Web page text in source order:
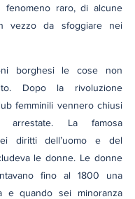
fenomeno raro, di alcune
vezzo da sfoggiare nei
borghesi le cose non
Dopo la rivoluzione
femminili vennero chiusi
La famosa
diritti dell’uomo e del
le donne. Le donne
fino al 1800 una
e quando sei minoranza